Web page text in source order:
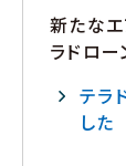
新たなエ
ラドロ
テラ
した